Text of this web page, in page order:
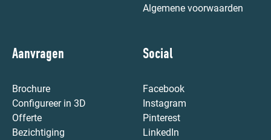
Algemene voorwaarden
Aanvragen
Brochure
Configureer in 3D
Offerte
Bezichtiging
Social
Facebook
Instagram
Pinterest
LinkedIn